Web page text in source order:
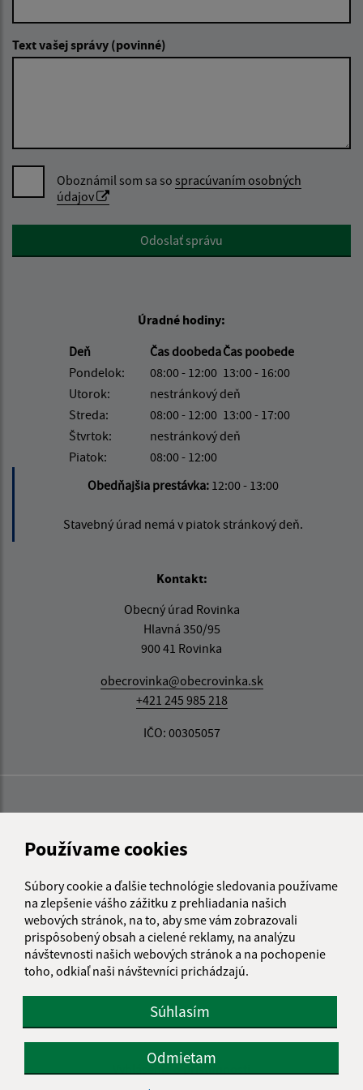
Používame cookies
Súbory cookie a ďalšie technológie sledovania používame
na zlepšenie vášho zážitku z prehliadania našich
webových stránok, na to, aby sme vám zobrazovali
prispôsobený obsah a cielené reklamy, na analýzu
návštevnosti našich webových stránok a na pochopenie
toho, odkiaľ naši návštevníci prichádzajú.
Súhlasím
Odmietam
Text vašej správy (povinné)
Oboznámil som sa so spracúvaním osobných
údajov
Google reCaptcha ResponseOdoslať správu
Úradné hodiny:
Deň
Čas doobedaČas poobede
Pondelok:
08:00 - 12:00 13:00 - 16:00
Utorok:
nestránkový deň
Streda:
08:00 - 12:00 13:00 - 17:00
Štvrtok:
nestránkový deň
Piatok:
08:00 - 12:00
Obedňajšia prestávka: 12:00 - 13:00
Stavebný úrad nemá v piatok stránkový deň.
Kontakt:
Obecný úrad Rovinka
Hlavná 350/95
900 41 Rovinka
obecrovinka@obecrovinka.sk
+421 245 985 218
IČO: 00305057
Informácie o stránke:
Vyhlásenie o prístupnosti